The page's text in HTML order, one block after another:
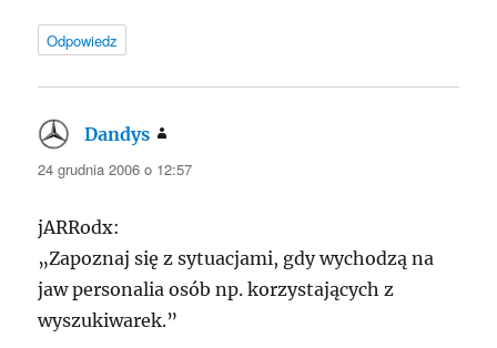
Odpowiedz
Dandys
24 grudnia 2006 o 12:57
jARRodx:
„Zapoznaj się z sytuacjami, gdy wychodzą na
jaw personalia osób np. korzystających z
wyszukiwarek.”